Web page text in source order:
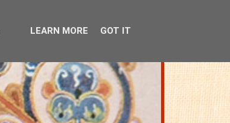
LEARN MORE GOT IT